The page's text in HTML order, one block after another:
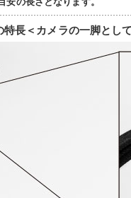
長＜カメラの一脚とし